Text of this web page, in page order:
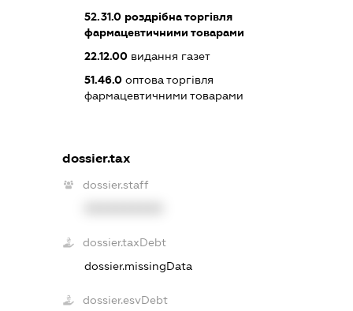
52.31.0роздрібна торгівля
фармацевтичними товарами
22.12.00видання газет
51.46.0оптова торгівля
фармацевтичними товарами
dossier.tax
dossier.staff
dossier.taxDebt
dossier.missingData
dossier.esvDebt